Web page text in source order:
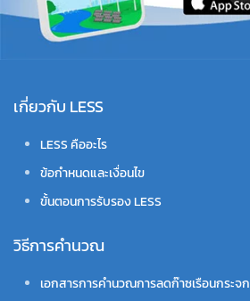
เกี่ยวกับ LESS
LESS คืออะไร
ข้อกำหนดและเงื่อนไข
ขั้นตอนการรับรอง LESS
วิธีการคำนวณ
เอกสารการคำนวณการลดก๊าซเรือนกระจก